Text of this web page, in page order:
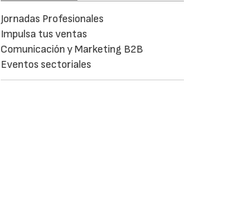
Jornadas Profesionales
Impulsa tus ventas
Comunicación y Marketing B2B
Eventos sectoriales